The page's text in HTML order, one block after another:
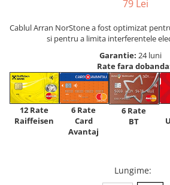
79 Lei
Cablul Arran NorStone a fost optimizat
si pentru a limita interferentele
Garantie: 24 luni
Rate fara
12 Rate
Raiffeisen
6 Rate
Card
Avantaj
6 Rate
BT
Lungime: